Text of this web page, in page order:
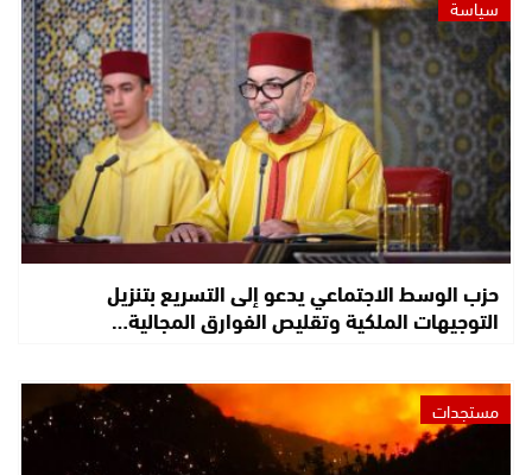
سياسة
حزب الوسط الاجتماعي يدعو إلى التسريع بتنزيل
التوجيهات الملكية وتقليص الفوارق المجالية…
مستجدات